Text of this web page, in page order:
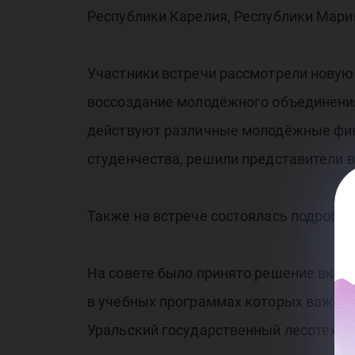
Республики Карелия, Республики
Участники встречи рассмотрели
воссоздание молодёжного
действуют различные молодёжные
студенчества, решили представители
Также на встрече состоялась
На совете было принято решение
в учебных программах которых
Уральский государственный